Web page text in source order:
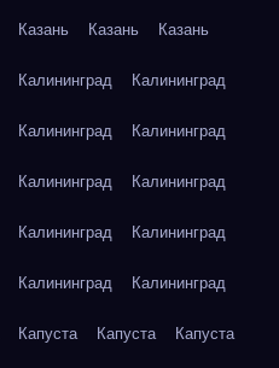
Казань Казань Казань
Калининград Калининград
Калининград Калининград
Калининград Калининград
Калининград Калининград
Калининград Калининград
Капуста Капуста Капуста